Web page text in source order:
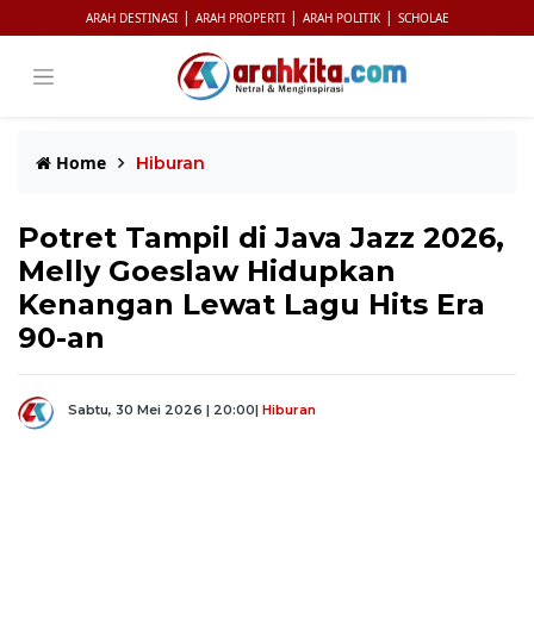
ARAH DESTINASI | ARAH PROPERTI | ARAH POLITIK | SCHOLAE
Home Hiburan
Potret Tampil di Java Jazz 2026,
Melly Goeslaw Hidupkan
Kenangan Lewat Lagu Hits Era
90-an
Sabtu, 30 Mei 2026 | 20:00| Hiburan